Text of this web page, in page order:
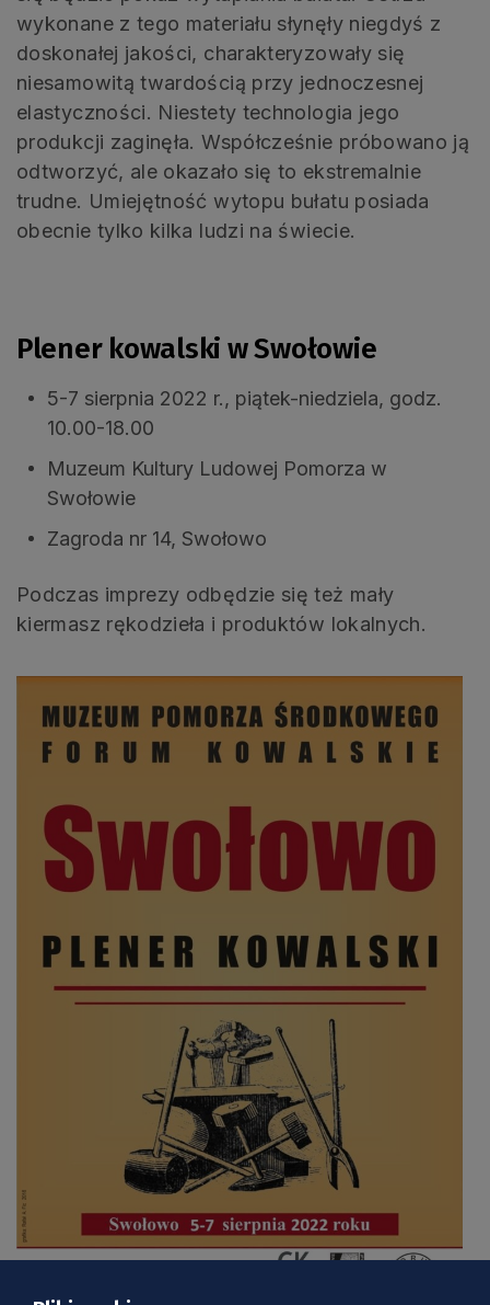
wykonane z tego materiału słynęły niegdyś z
doskonałej jakości, charakteryzowały się
niesamowitą twardością przy jednoczesnej
elastyczności. Niestety technologia jego
produkcji zaginęła. Współcześnie próbowano ją
odtworzyć, ale okazało się to ekstremalnie
trudne. Umiejętność wytopu bułatu posiada
obecnie tylko kilka ludzi na świecie.
Plener kowalski w Swołowie
5-7 sierpnia 2022 r., piątek-niedziela, godz.
10.00-18.00
Muzeum Kultury Ludowej Pomorza w
Swołowie
Zagroda nr 14, Swołowo
Podczas imprezy odbędzie się też mały
kiermasz rękodzieła i produktów lokalnych.